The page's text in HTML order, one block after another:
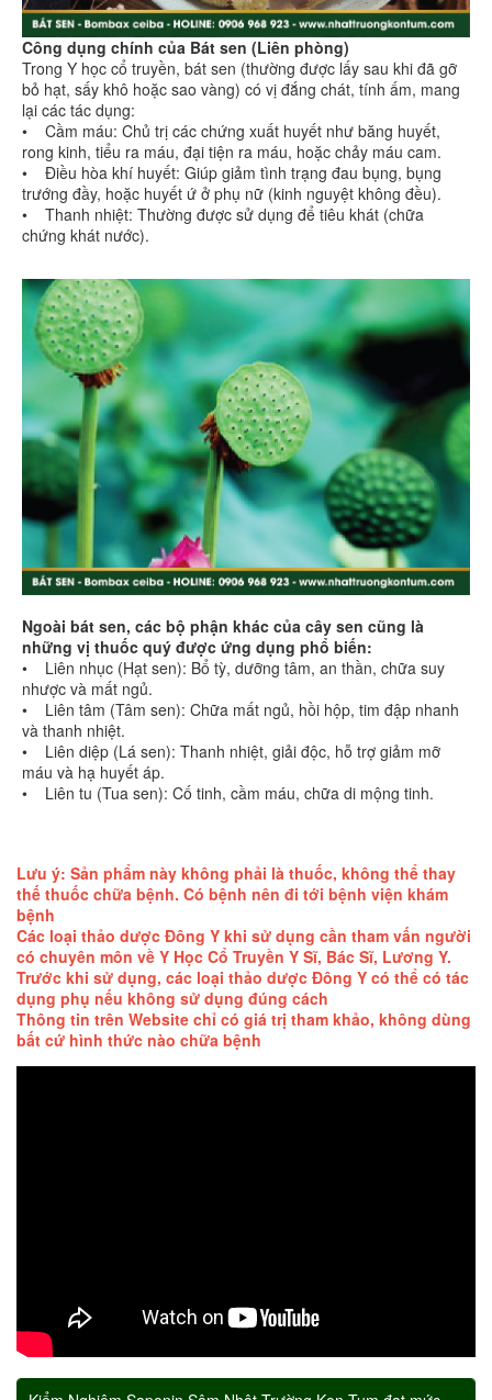
Công dụng chính của Bát sen (Liên phòng)
Trong Y học cổ truyền, bát sen (thường được lấy sau khi đã gỡ
bỏ hạt, sấy khô hoặc sao vàng) có vị đắng chát, tính ấm, mang
lại các tác dụng:
• Cầm máu: Chủ trị các chứng xuất huyết như băng huyết,
rong kinh, tiểu ra máu, đại tiện ra máu, hoặc chảy máu cam.
• Điều hòa khí huyết: Giúp giảm tình trạng đau bụng, bụng
trướng đầy, hoặc huyết ứ ở phụ nữ (kinh nguyệt không đều).
• Thanh nhiệt: Thường được sử dụng để tiêu khát (chữa
chứng khát nước).
Ngoài bát sen, các bộ phận khác của cây sen cũng là
những vị thuốc quý được ứng dụng phổ biến:
• Liên nhục (Hạt sen): Bổ tỳ, dưỡng tâm, an thần, chữa suy
nhược và mất ngủ.
• Liên tâm (Tâm sen): Chữa mất ngủ, hồi hộp, tim đập nhanh
và thanh nhiệt.
• Liên diệp (Lá sen): Thanh nhiệt, giải độc, hỗ trợ giảm mỡ
máu và hạ huyết áp.
• Liên tu (Tua sen): Cố tinh, cầm máu, chữa di mộng tinh.
Lưu ý: Sản phẩm này không phải là thuốc, không thể thay
thế thuốc chữa bệnh. Có bệnh nên đi tới bệnh viện khám
bệnh
Các loại thảo dược Đông Y khi sử dụng cần tham vấn người
có chuyên môn về Y Học Cổ Truyền Y Sĩ, Bác Sĩ, Lương Y.
Trước khi sử dụng, các loại thảo dược Đông Y có thể có tác
dụng phụ nếu không sử dụng đúng cách
Thông tin trên Website chỉ có giá trị tham khảo, không dùng
bất cứ hình thức nào chữa bệnh